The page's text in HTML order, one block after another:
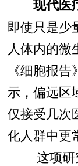
现代医
即使只是少
人体内的微
《细胞报
示，偏远区
仅接受几次
化人群中更
这项研究